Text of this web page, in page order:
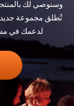
وسنوصي لك
تُطلق مجموعة جديدة
لدعمك في